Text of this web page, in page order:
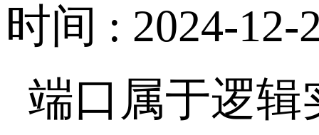
时间 : 2024-12-
端口属于逻辑